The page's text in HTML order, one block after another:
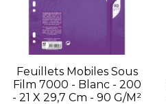
Feuillets Mobiles Sous
Film 7000 - Blanc - 200
- 21 X 29,7 Cm - 90 G/m²